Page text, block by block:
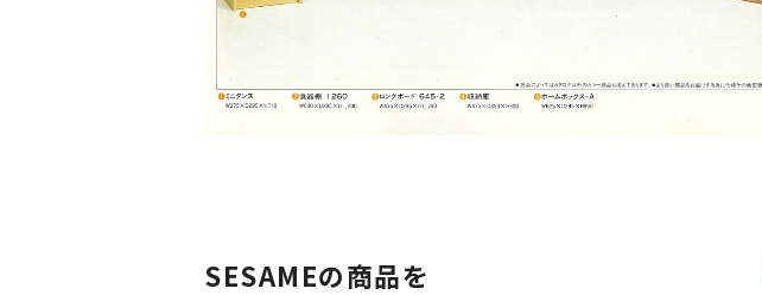
SESAMEの商品を